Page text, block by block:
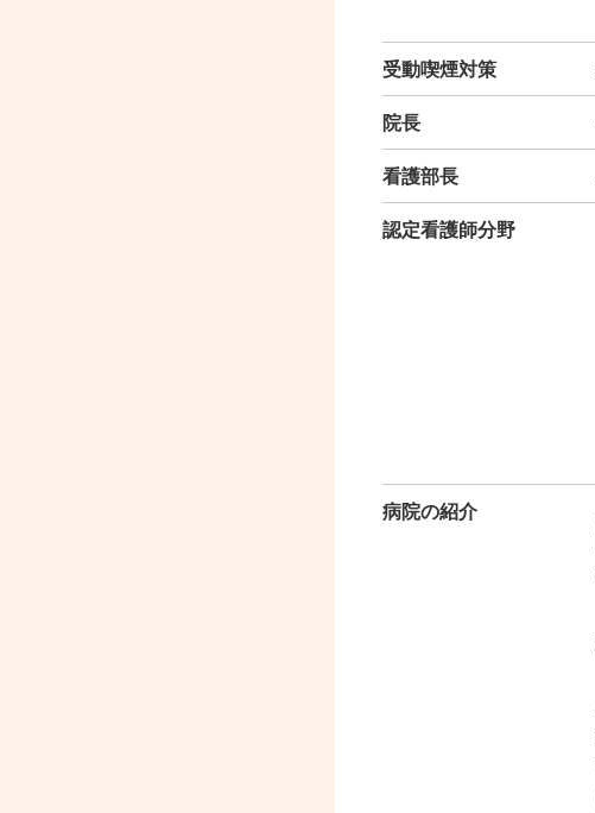
受動喫煙対策
院長
看護部長
認定看護師分野
病院の紹介